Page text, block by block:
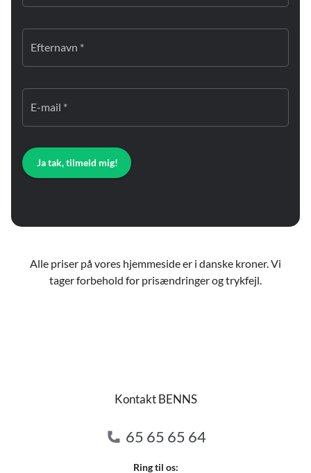
Efternavn *
E-mail *
Ja tak, tilmeld mig!
Alle priser på vores hjemmeside er i danske kroner. Vi
tager forbehold for prisændringer og trykfejl.
Kontakt BENNS
65 65 65 64
Ring til os: